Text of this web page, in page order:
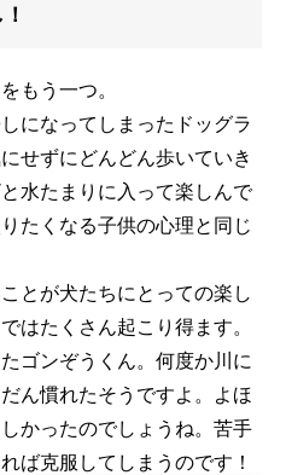
もう一つ。
になってしまったドッグラ
せずにどんどん歩いていき
水たまりに入って楽しんで
たくなる子供の心理と同じ
とが犬たちにとっての楽し
はたくさん起こり得ます。
ゴンぞうくん。何度か川に
ん慣れたそうですよ。よほ
かったのでしょうね。苦手
ば克服してしまうのです！